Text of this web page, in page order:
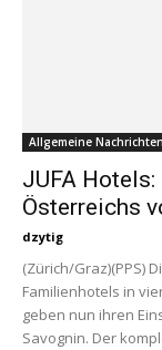
Allgemeine Nachrichten
JUFA
Österreichs
dzytig
(Zürich/Graz)(PPS)
Familienhotels in
geben nun ihren
Savognin. Der